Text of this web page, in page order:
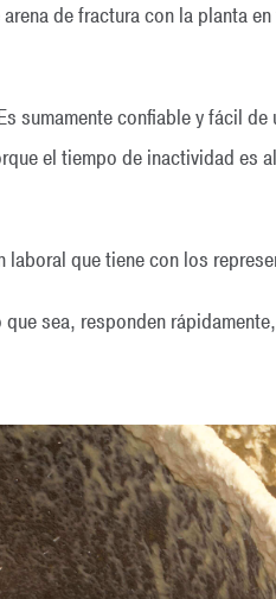
de fractura con la planta
sumamente confiable y fácil
el tiempo de inactividad es
que tiene con los
sea, responden